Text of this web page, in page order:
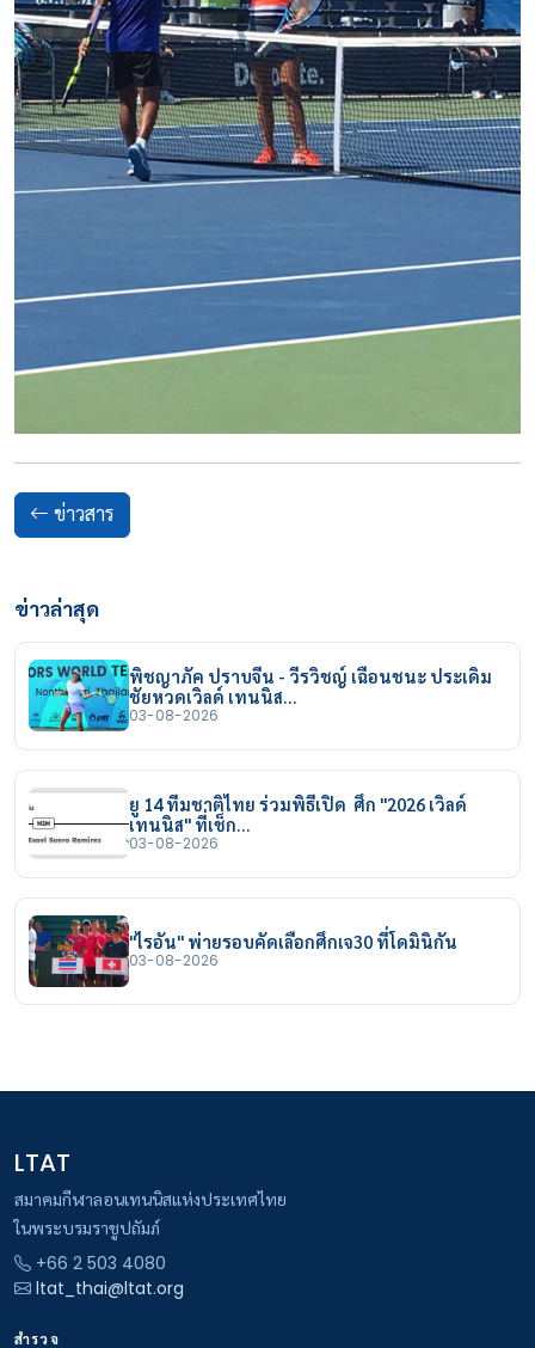
ข่าวสาร
ข่าวล่าสุด
พิชญาภัค ปราบจีน - วีรวิชญ์ เฉือนชนะ ประเดิม
ชัยหวดเวิลด์ เทนนิส…
03-08-2026
ยู 14 ทีมชาติไทย ร่วมพิธีเปิด ศึก "2026 เวิลด์
เทนนิส" ที่เช็ก…
03-08-2026
"ไรอัน" พ่ายรอบคัดเลือกศึกเจ30 ที่โดมินิกัน
03-08-2026
LTAT
สมาคมกีฬาลอนเทนนิสแห่งประเทศไทย
ในพระบรมราชูปถัมภ์
+66 2 503 4080
ltat_thai@ltat.org
สำรวจ